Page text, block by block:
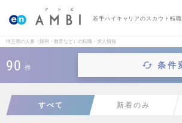
若手ハイキャリアのスカウト転職
埼玉県の人事（採用・教育など）の転職・求人情報
90 件 条件
すべて 新着のみ